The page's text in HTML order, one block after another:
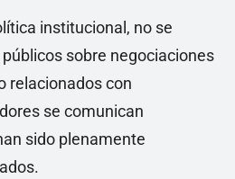
institucional, no se
sobre negociaciones
relacionados con
se comunican
sido plenamente